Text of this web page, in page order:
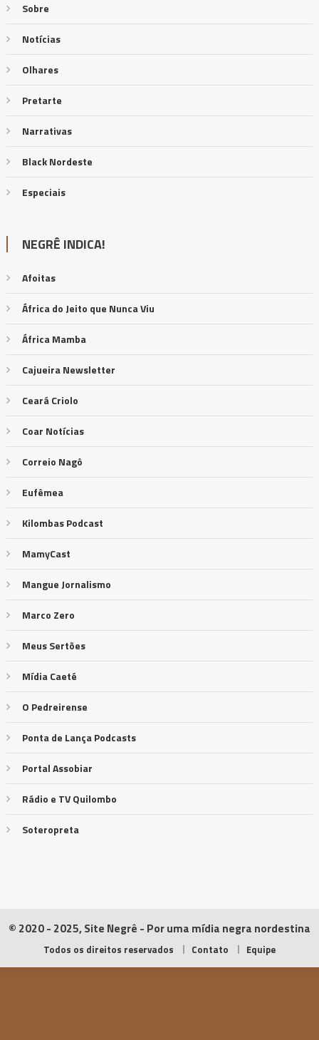
Sobre
Notícias
Olhares
Pretarte
Narrativas
Black Nordeste
Especiais
NEGRÊ INDICA!
Afoitas
África do Jeito que Nunca Viu
África Mamba
Cajueira Newsletter
Ceará Criolo
Coar Notícias
Correio Nagô
Eufêmea
Kilombas Podcast
MamyCast
Mangue Jornalismo
Marco Zero
Meus Sertões
Mídia Caeté
O Pedreirense
Ponta de Lança Podcasts
Portal Assobiar
Rádio e TV Quilombo
Soteropreta
© 2020 - 2025, Site Negrê - Por uma mídia negra nordestina
Todos os direitos reservados Contato Equipe